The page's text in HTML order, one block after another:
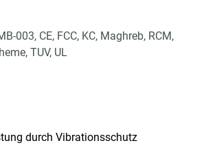
003, CE, FCC, KC, Maghreb, RCM,
TUV, UL
durch Vibrationsschutz